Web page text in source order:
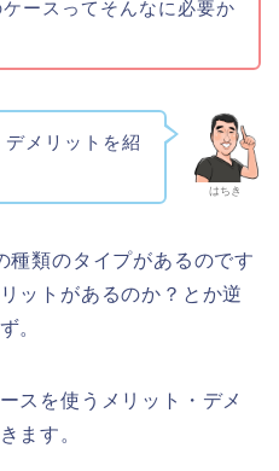
ースってそんなに必要か
はちき
メリットを紹
種類のタイプがあるのです
ットがあるのか？とか逆
。
スを使うメリット・デメ
ます。